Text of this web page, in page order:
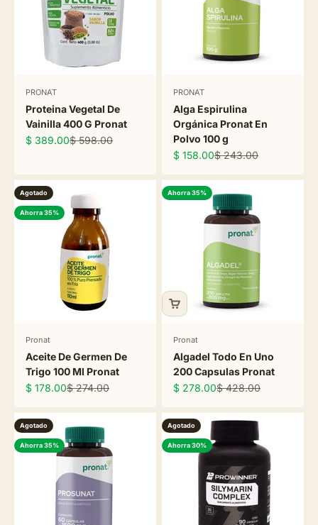
PRONAT
Proteina Vegetal De
Vainilla 400 G Pronat
Precio de oferta
$ 389.00Precio normal
$ 598.00
PRONAT
Alga Espirulina
Orgánica Pronat En
Polvo 100 g
Precio de oferta
$ 158.00Precio normal
$ 243.00
Agotado
Ahorra 35%
Pronat
Aceite De Germen De
Trigo 100 Ml Pronat
Precio de oferta
$ 178.00Precio normal
$ 274.00
Ahorra 35%
Pronat
Algadel Todo En Uno
200 Capsulas Pronat
Precio de oferta
$ 278.00Precio normal
$ 428.00
Agotado
Ahorra 35%
Agotado
Ahorra 30%